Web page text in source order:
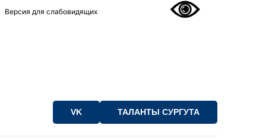
Версия для слабовидящих
VK ТАЛАНТЫ СУРГУТА